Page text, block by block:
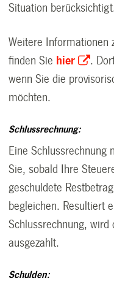
Situation
Weitere Informationen
finden Sie hier
.
wenn Sie die
möchten.
Schlussrechnung:
Eine Schlussrechnung
Sie, sobald Ihre
geschuldete
begleichen. Resultiert
Schlussrechnung, wird
ausgezahlt.
Schulden: